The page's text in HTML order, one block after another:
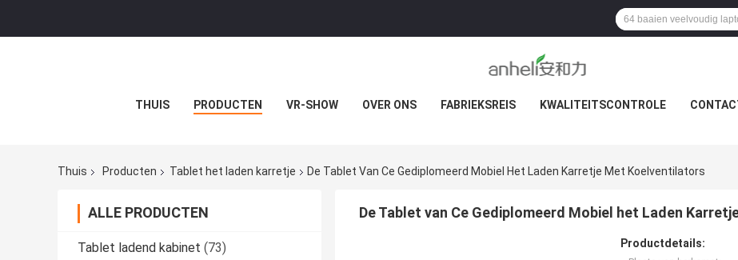
THUIS PRODUCTEN VR-SHOW OVER ONS FABRIEKSREIS KWALITEITSCONTROLE
Thuis Producten Tablet het laden karretje De Tablet Van Ce Gediplomeerd Mobiel Het Laden Karretje Met Koelventilators
ALLE PRODUCTEN
Tablet ladend kabinet (73)
De Tablet van Ce Gediplomeerd Mobiel het Laden
Productdetails: